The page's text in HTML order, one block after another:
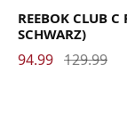
REEBOK CLUB
SCHWARZ)
94.99 129.99